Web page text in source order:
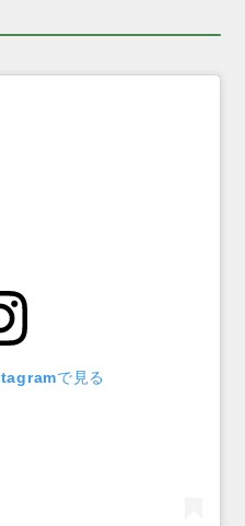
で見る